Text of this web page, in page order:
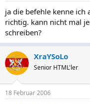
ja die befehle kenne
richtig. kann nicht mal
schreiben?
XraYSoLo
Senior HTML'ler
18 Februar 2006